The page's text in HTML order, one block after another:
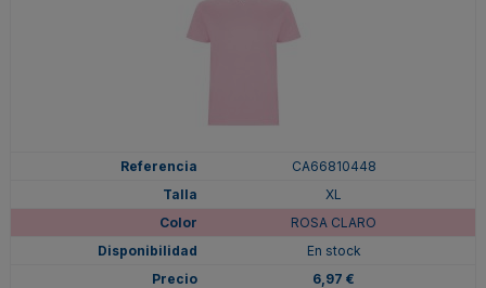
CA66810448
XL
ROSA CLARO
En stock
6,97 €